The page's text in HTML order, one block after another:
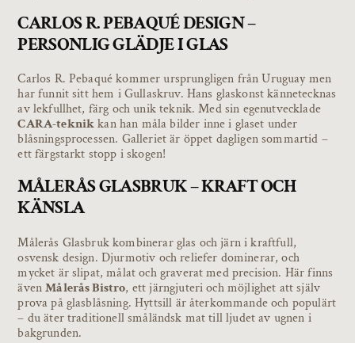
CARLOS R. PEBAQUÉ DESIGN –
PERSONLIG GLÄDJE I GLAS
Carlos R. Pebaqué kommer ursprungligen från Uruguay men
har funnit sitt hem i Gullaskruv. Hans glaskonst kännetecknas
av lekfullhet, färg och unik teknik. Med sin egenutvecklade
CARA-teknikkan han måla bilder inne i glaset under
blåsningsprocessen. Galleriet är öppet dagligen sommartid –
ett färgstarkt stopp i skogen!
MÅLERÅS GLASBRUK – KRAFT OCH
KÄNSLA
Målerås Glasbruk kombinerar glas och järn i kraftfull,
osvensk design. Djurmotiv och reliefer dominerar, och
mycket är slipat, målat och graverat med precision. Här finns
ävenMålerås Bistro, ett järngjuteri och möjlighet att själv
prova på glasblåsning. Hyttsill är återkommande och populärt
– du äter traditionell småländsk mat till ljudet av ugnen i
bakgrunden.